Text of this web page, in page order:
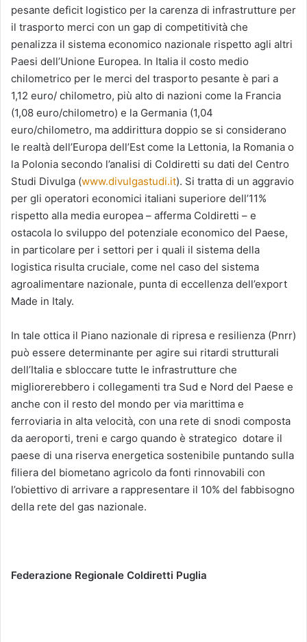
pesante deficit logistico per la carenza di infrastrutture per
il trasporto merci con un gap di competitività che
penalizza il sistema economico nazionale rispetto agli altri
Paesi dell’Unione Europea. In Italia il costo medio
chilometrico per le merci del trasporto pesante è pari a
1,12 euro/ chilometro, più alto di nazioni come la Francia
(1,08 euro/chilometro) e la Germania (1,04
euro/chilometro, ma addirittura doppio se si considerano
le realtà dell’Europa dell’Est come la Lettonia, la Romania o
la Polonia secondo l’analisi di Coldiretti su dati del Centro
Studi Divulga (www.divulgastudi.it). Si tratta di un aggravio
per gli operatori economici italiani superiore dell’11%
rispetto alla media europea – afferma Coldiretti – e
ostacola lo sviluppo del potenziale economico del Paese,
in particolare per i settori per i quali il sistema della
logistica risulta cruciale, come nel caso del sistema
agroalimentare nazionale, punta di eccellenza dell’export
Made in Italy.
In tale ottica il Piano nazionale di ripresa e resilienza (Pnrr)
può essere determinante per agire sui ritardi strutturali
dell’Italia e sbloccare tutte le infrastrutture che
migliorerebbero i collegamenti tra Sud e Nord del Paese e
anche con il resto del mondo per via marittima e
ferroviaria in alta velocità, con una rete di snodi composta
da aeroporti, treni e cargo quando è strategico dotare il
paese di una riserva energetica sostenibile puntando sulla
filiera del biometano agricolo da fonti rinnovabili con
l’obiettivo di arrivare a rappresentare il 10% del fabbisogno
della rete del gas nazionale.
Federazione Regionale Coldiretti Puglia